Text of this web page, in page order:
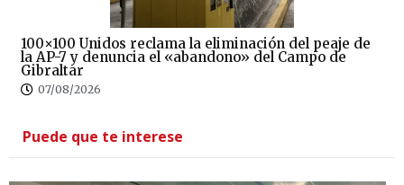
100×100 Unidos reclama la eliminación del peaje de
la AP-7 y denuncia el «abandono» del Campo de
Gibraltar
07/08/2026
Puede que te interese